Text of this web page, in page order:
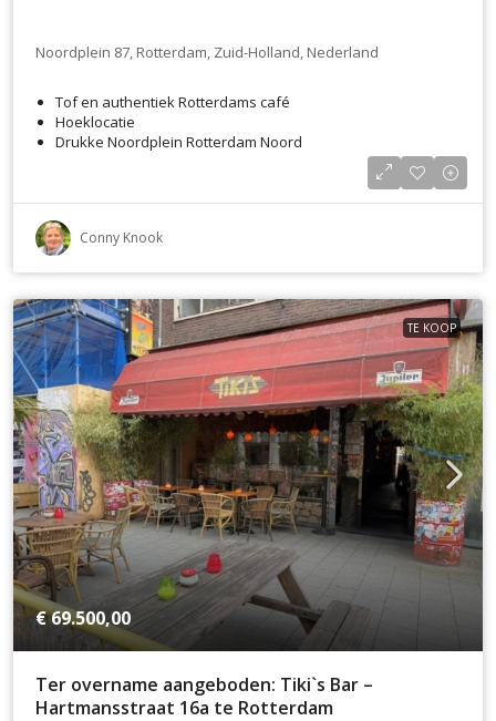
Noordplein 87, Rotterdam, Zuid-Holland, Nederland
Tof en authentiek Rotterdams café
Hoeklocatie
Drukke Noordplein Rotterdam Noord
Conny Knook
TE KOOP
€ 69.500,00
Ter overname aangeboden: Tiki`s Bar –
Hartmansstraat 16a te Rotterdam